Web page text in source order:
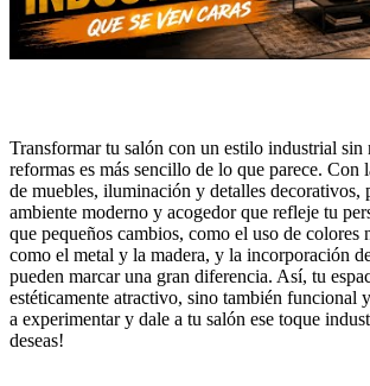
Transformar tu salón con un estilo industrial sin
reformas es más sencillo de lo que parece. Con
de muebles, iluminación y detalles decorativos,
ambiente moderno y acogedor que refleje tu
que pequeños cambios, como el uso de colores
como el metal y la madera, y la incorporación
pueden marcar una gran diferencia. Así, tu
estéticamente atractivo, sino también funcional
a experimentar y dale a tu salón ese toque
deseas!